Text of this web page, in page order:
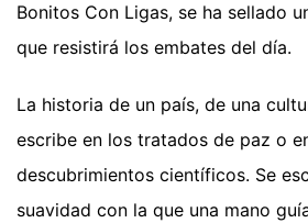
Bonitos Con Ligas, se ha sellado
que resistirá los embates del día.
La historia de un país, de una
escribe en los tratados de paz o
descubrimientos científicos. Se
suavidad con la que una mano